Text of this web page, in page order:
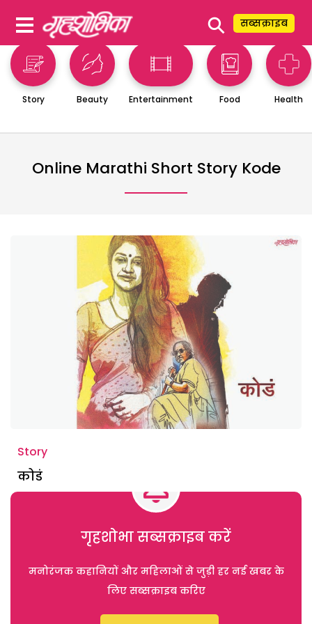
⚲ सब्सक्राइब
Story Beauty Entertainment Food Health
Online Marathi Short Story Kode
Story
कोडं
गृहशोभा सब्सक्राइब करें
मनोरंजक कहानियों और महिलाओं से जुड़ी हर नई खबर के
लिए सब्सक्राइब करिए